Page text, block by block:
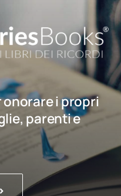
onorare i propri
parenti e